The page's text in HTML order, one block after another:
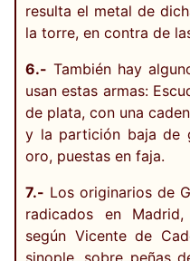
resulta el metal de
la torre, en contra de
6.- También hay
usan estas armas:
de plata, con una
y la partición baja de
oro, puestas en faja.
7.- Los originarios de
radicados en
según Vicente de